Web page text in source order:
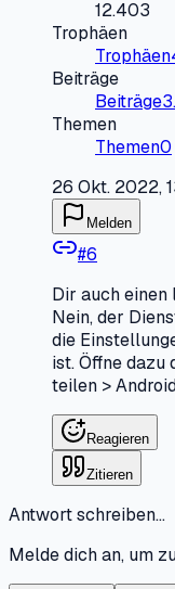
12.403
Trophäen
Trophäen
Beiträge
Beiträge
Themen
Themen0
26 Okt. 2022,
Melden
#6
Dir auch einen
Nein, der
die
ist. Öffne dazu
teilen >
Reagieren
Zitieren
Antwort schreiben…
Melde dich an, um